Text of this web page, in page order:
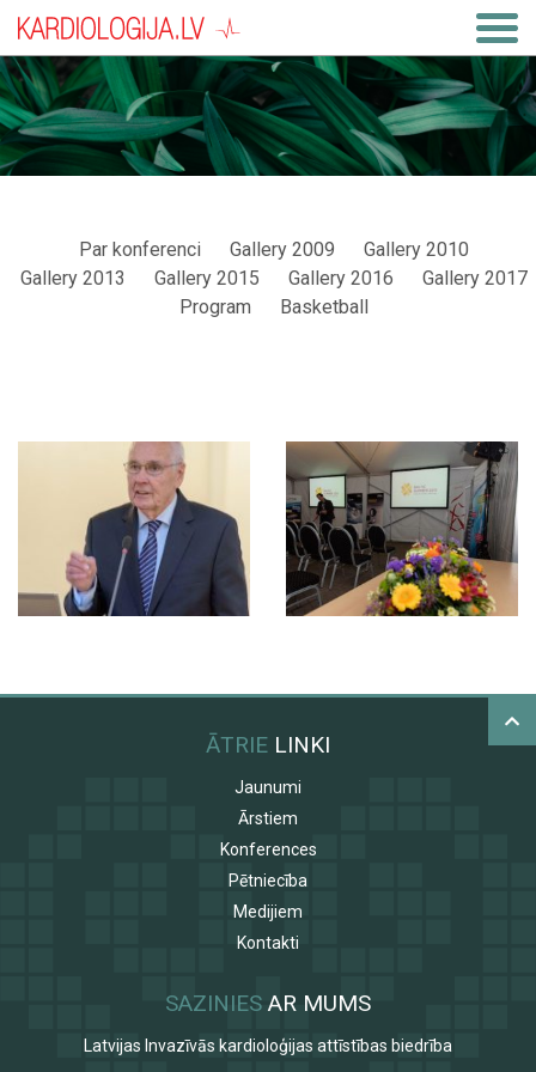
Par konferenci Gallery 2009
Gallery 2010
Gallery 2013
Gallery 2015 Gallery 2016
Gallery 2017
Program
Basketball
ĀTRIE LINKI
Jaunumi
Ārstiem
Konferences
Pētniecība
Medijiem
Kontakti
SAZINIES AR MUMS
Latvijas Invazīvās kardioloģijas attīstības biedrība